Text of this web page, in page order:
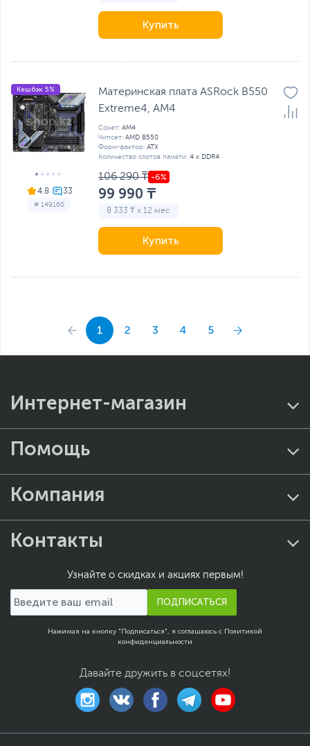
Купить
4.8
# 149160
Кешбэк 5%
Материнская плата ASRock B550
Extreme4, AM4
Сокет: AM4
Чипсет: AMD B550
Форм-фактор: ATX
Количество слотов памяти: 4 x DDR4
106 290 ₸
99 990 ₸
8 333 ₸ x 12 мес
Купить
1 2 3 4 5
Интернет-магазин
Помощь
Компания
Контакты
Узнайте о скидках и акциях первым!
ПОДПИСАТЬСЯ
Нажимая на кнопку "Подписаться", я соглашаюсь с Политикой
конфиденциальности
Давайте дружить в соцсетях!